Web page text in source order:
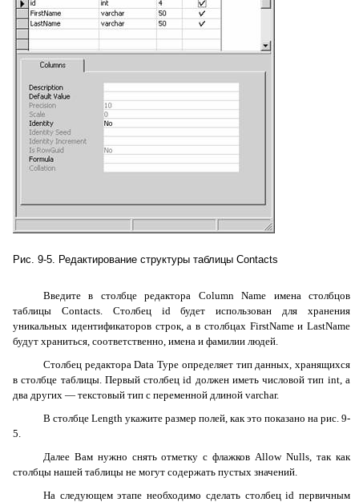
Рис. 9-5. Редактирование структуры таблицы Contacts
Введите в столбце редактора Column Name имена столбцов
таблицы Contacts. Столбец idбудет использован для хранения
уникальных идентификаторов строк, а в столбцах FirstNameи LastName
будут храниться, соответственно, имена и фамилии людей.
Столбец редактораData Type определяет тип данных, хранящихся
в столбце таблицы. Первый столбецid должен иметь числовой тип int, а
два других — текстовый тип с переменной длиной varchar.
В столбце Lengthукажите размер полей, как это показано на рис. 9-
5.
Далее Вам нужно снять отметку с флажковAllow Nulls, так как
столбцы нашей таблицы не могут содержать пустых значений.
На следующем этапе необходимо сделать столбецid первичным